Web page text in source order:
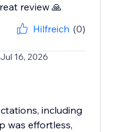
review 🙏
Hilfreich (0)
16, 2026
including
was effortless,